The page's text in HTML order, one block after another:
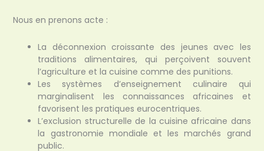
Nous en prenons acte :
La déconnexion croissante des jeunes avec les
traditions alimentaires, qui perçoivent souvent
l’agriculture et la cuisine comme des punitions.
Les systèmes d’enseignement culinaire qui
marginalisent les connaissances africaines et
favorisent les pratiques eurocentriques.
L’exclusion structurelle de la cuisine africaine dans
la gastronomie mondiale et les marchés grand
public.